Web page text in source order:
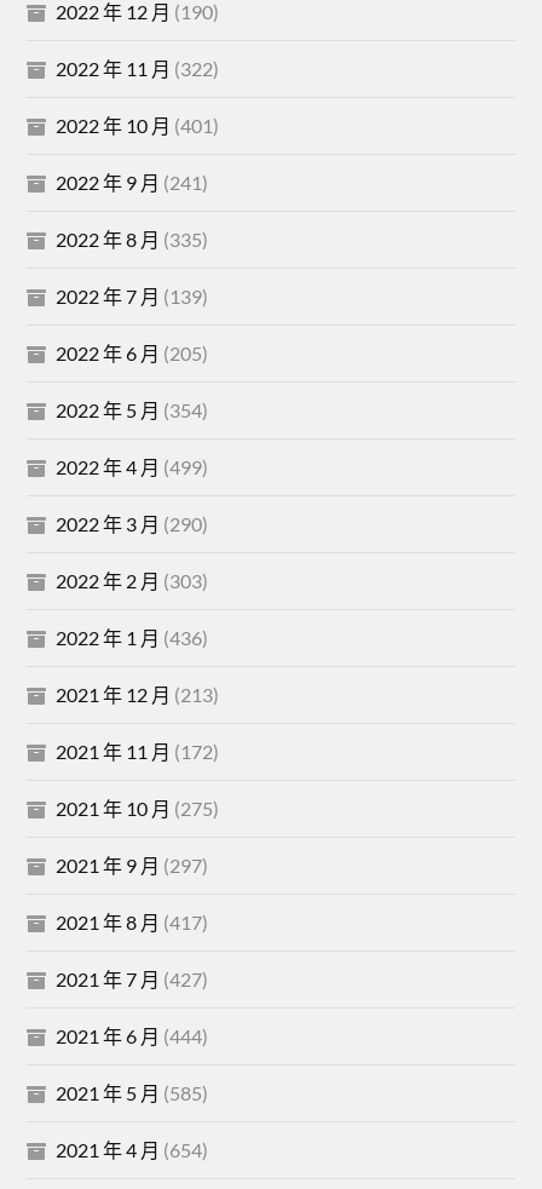
2022 年 12 月 (190)
2022 年 11 月 (322)
2022 年 10 月 (401)
2022 年 9 月 (241)
2022 年 8 月 (335)
2022 年 7 月 (139)
2022 年 6 月 (205)
2022 年 5 月 (354)
2022 年 4 月 (499)
2022 年 3 月 (290)
2022 年 2 月 (303)
2022 年 1 月 (436)
2021 年 12 月 (213)
2021 年 11 月 (172)
2021 年 10 月 (275)
2021 年 9 月 (297)
2021 年 8 月 (417)
2021 年 7 月 (427)
2021 年 6 月 (444)
2021 年 5 月 (585)
2021 年 4 月 (654)